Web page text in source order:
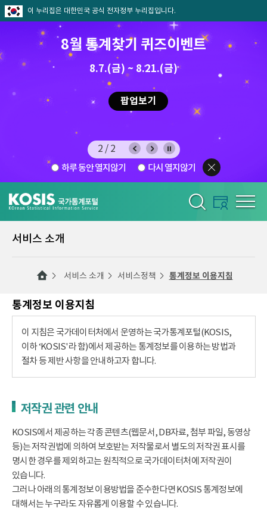
이 누리집은 대한민국 공식 전자정부 누리집입니다.
2026.7.29 ~ 8.7
8월 통계찾기 퀴즈이벤트
8.7.(금) ~ 8.21.(금)
팝업보기
2/2
하루 동안 열지않기 다시 열지않기
서비스 소개
서비스 소개 서비스정책 통계정보 이용지침
통계정보 이용지침
이 지침은 국가데이터처에서 운영하는 국가통계포털(KOSIS,
이하 ‘KOSIS'라 함)에서 제공하는 통계정보를 이용하는 방법과
절차 등 제반 사항을 안내하고자 합니다.
저작권 관련 안내
KOSIS에서 제공하는 각종 콘텐츠(웹문서, DB자료, 첨부 파일, 동영상
등)는 저작권법에 의하여 보호받는 저작물로서 별도의 저작권 표시를
명시한 경우를 제외하고는 원칙적으로 국가데이터처에 저작권이
있습니다.
그러나 아래의 통계정보 이용방법을 준수한다면 KOSIS 통계정보에
대해서는 누구라도 자유롭게 이용할 수 있습니다.